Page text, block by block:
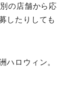
の店舗から応
したりしても
ハロウィン。